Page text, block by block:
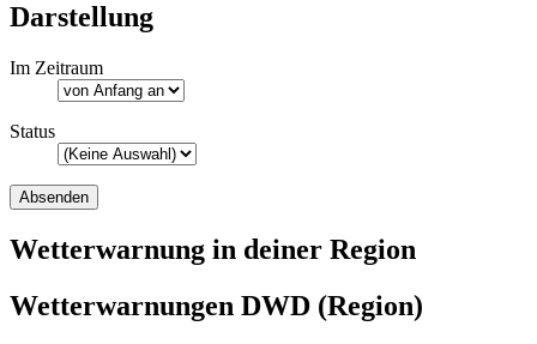
Darstellung
Im Zeitraum
Status
Wetterwarnung in deiner Region
Wetterwarnungen DWD (Region)